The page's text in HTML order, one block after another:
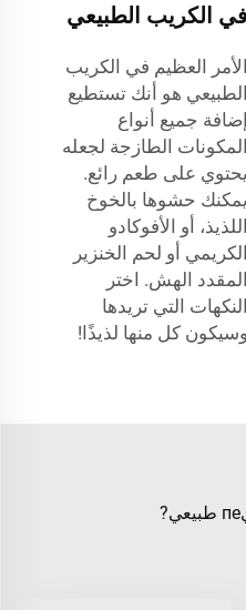
في الكريب الطبيعي
الأمر العظيم في الكريب
الطبيعي هو أنك تستطيع
إضافة جميع أنواع
المكونات الطازجة لجعله
يحتوي على طعم رائع.
يمكنك حشوها بالخوخ
اللذيذ، أو الأفوكادو
الكريمي أو لحم الخنزير
المقدد الهش. اختر
النكهات التي تريدها
وسيكون كل منها لذيذًا!